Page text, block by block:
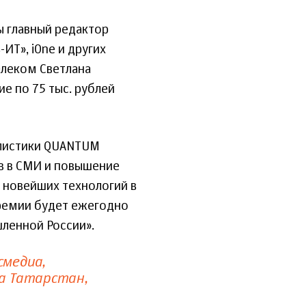
редактор
iOne и других
Светлана
по 75 тыс. рублей
QUANTUM
в СМИ и повышение
технологий в
будет ежегодно
России».
Татарстан